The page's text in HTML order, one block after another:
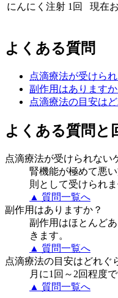
にんにく注射 1回 現在
よくある質問
点滴療法が受けら
副作用はありますか
点滴療法の目安は
よくある質問と
点滴療法が受けられない
腎機能が極めて悪
則として受けられま
▲ 質問一覧へ
副作用はありますか？
副作用はほとんど
きます。
▲ 質問一覧へ
点滴療法の目安はどれぐ
月に1回～2回程度で
▲ 質問一覧へ